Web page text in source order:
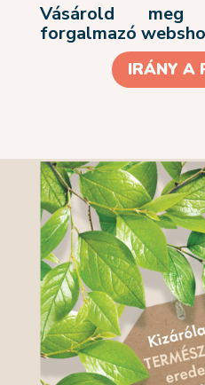
Vásárold
forgalmazó
IRÁNY A